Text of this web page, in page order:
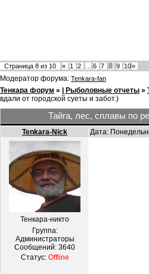
Страница 8 из 10 « 1 2 … 6 7 8 9 10»
Модератор форума: Tenkara-fan
Тенкара форум » | Рыболовные отчеты »
вдали от городской суеты и забот.)
Тайга, лес, сплавы по
Tenkara-Nick Дата:
Тенкара-никто
Группа:
Администраторы
Сообщений: 3640
Статус: Offline